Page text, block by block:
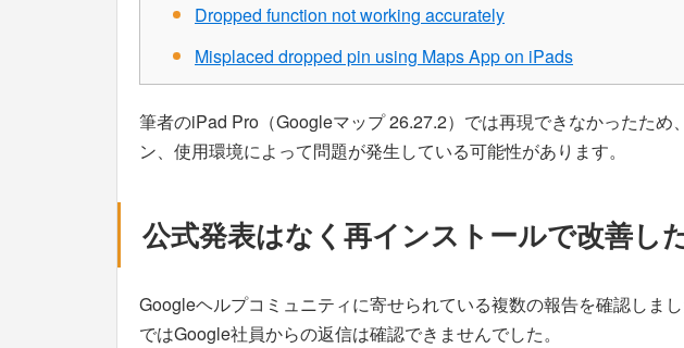
Dropped function not working accurately
Misplaced dropped pin using Maps App on iPads
筆者のiPad Pro（Googleマップ 26.27.2）では再現できなかったため
ン、使用環境によって問題が発生している可能性があります。
公式発表はなく再インストールで改善し
Googleヘルプコミュニティに寄せられている複数の報告を確認しま
ではGoogle社員からの返信は確認できませんでした。